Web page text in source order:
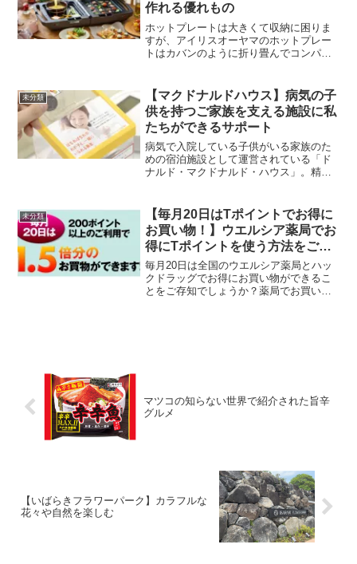
作れる優れもの
ホットプレートは大きくて収納に困りま
すが、アイリスオーヤマのホットプレー
トはカバンのように折り畳んでコンパク
な優れもので、ホームパーティにもぴっ
たりです！
未分類
【マクドナルドハウス】病気の子
供を持つご家族を支える施設に私
たちができるサポート
病気で入院している子供がいる家族のた
めの宿泊施設として運営されている「ド
ナルド・マクドナルド・ハウス」。精神
ティアによって成り立っています。私た
ちにできるサポートもあるのでご紹介し
ます。
未分類
【毎月20日はTポイントでお得に
お買い物！】ウエルシア薬局でお
得にTポイントを使う方法をご存
知ですか？
毎月20日は全国のウエルシア薬局とハッ
クドラッグでお得にお買い物ができるこ
とをご存知でしょうか？薬局でお買い物
マツコの知らない世界で紹介された旨辛
グルメ
【いばらきフラワーパーク】カラフルな
花々や自然を楽しむ